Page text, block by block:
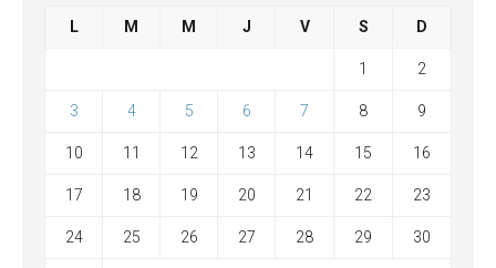
L M M J V S D
1 2
3 4 5 6 7 8 9
10 11 12 13 14 15 16
17 18 19 20 21 22 23
24 25 26 27 28 29 30